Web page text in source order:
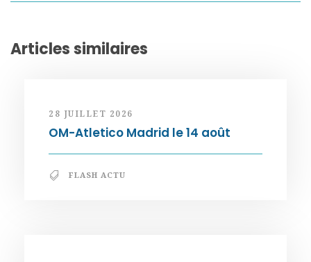
Articles similaires
28 JUILLET 2026
OM-Atletico Madrid le 14 août
FLASH ACTU